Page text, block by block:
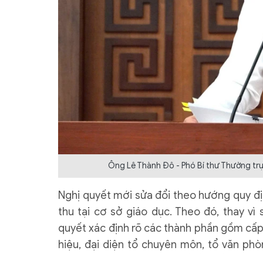
Ông Lê Thành Đô - Phó Bí thư Thường
Nghị quyết mới sửa đổi theo hướng quy
thu tại cơ sở giáo dục. Theo đó, thay vì
quyết xác định rõ các thành phần gồm
hiệu, đại diện tổ chuyên môn, tổ văn